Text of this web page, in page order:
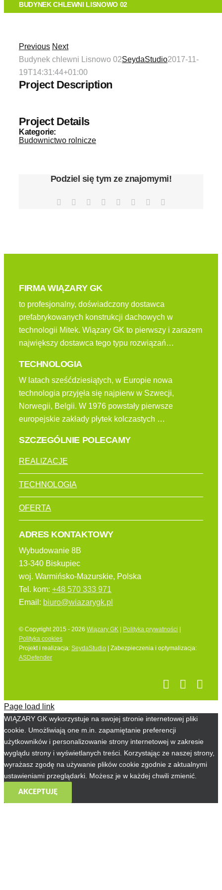
OFERTA
KONTAKT
BUDYNEK CHLEWNI LISNOWO 02
Previous Next
Budynek chlewni Lisnowo 02SeydaStudio2017-11-
19T14:31:44+01:00
Project Description
Project Details
Kategorie:
Budownictwo rolnicze
Podziel się tym ze znajomymi!
Facebook Reddit LinkedIn
TumblrPinterest
FIRMA WIĄZARY GK
to profesjonalny, doświadczony dostawca
prefabrykowanych konstrukcji dachowych w
technologii Mitek. Wiązary GK to pierwszy i zarazem
największy dostawca tego typu rozwiązań…
TECHNOLOGIA
W latach sześćdziesiątych, w Europie nowa
technologia przyjęła się najpierw w Szwecji,
Norwegii, Belgii. W 1976 powstały pierwsze
europejskie zakłady płytek kolczastych …
SZCZEGÓLNIE POLECAMY
REALIZACJE
TECHNOLOGIA
OFERTA
ADRES KONTAKTOWY
Wybudowanie 8B
13-340 Biskupiec
woj. Warmińsko-Mazurskie, Polska
Tel. kom: +48 570 333 971
Email: biuro@wiazarygk.pl
© Copyright 2015 - 2026 Wiązary GK| Polityka prywatności
Polityka cookies
Projekt i realizacja: SeydaStudio| Zabezpieczenia i optymalizacja:
ASDefender
Page load link
WIĄZARY GK wykorzystuje na swojej stronie internetowej pliki
cookie. Umożliwiają one m.in. zapamiętanie preferencji
użytkowników i personalizowanie strony internetowej w zakresie
wyglądu strony i wyświetlanych treści. Korzystając ze naszej strony,
wyrażasz zgodę na używanie plików cookie zgodnie z aktualnymi
ustawieniami przeglądarki. Możesz je w każdej chwili zmienić.
AKCEPTUJĘ